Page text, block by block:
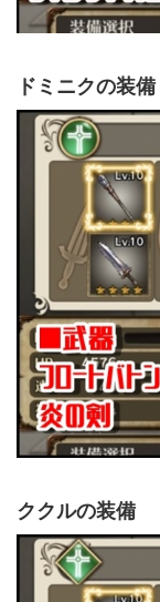
ドミニクの装備
ククルの装備